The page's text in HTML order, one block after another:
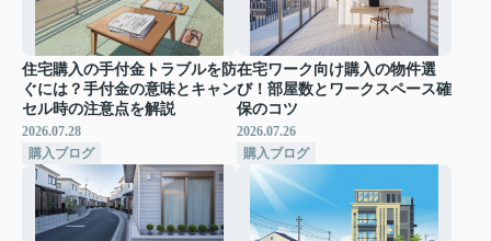
住宅購入の手付金トラブルを防
ぐには？手付金の意味とキャン
セル時の注意点を解説
2026.07.28
購入ブログ
在宅ワーク向け購入の物件選
び！部屋数とワークスペース確
保のコツ
2026.07.26
購入ブログ